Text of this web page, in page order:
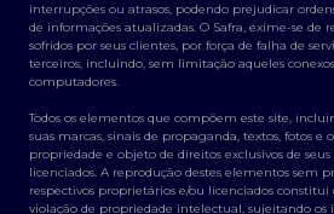
interrupções ou atrasos, podendo prejudicar
de informações atualizadas. O Safra, exime-se de
sofridos por seus clientes, por força de falha de
terceiros, incluindo, sem limitação aqueles
computadores.
Todos os elementos que compõem este site,
suas marcas, sinais de propaganda, textos, fotos e
propriedade e objeto de direitos exclusivos de
licenciados. A reprodução destes elementos sem
respectivos proprietários e/ou licenciados
violação de propriedade intelectual, sujeitando os